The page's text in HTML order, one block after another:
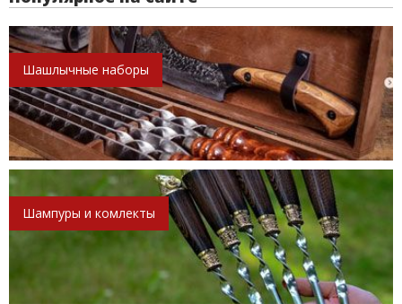
Шашлычные наборы
Шампуры и комлекты